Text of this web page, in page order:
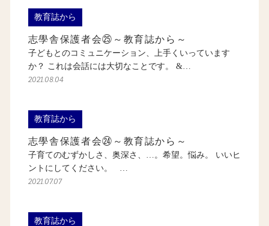
教育誌から
志學舎保護者会㉕～教育誌から～
子どもとのコミュニケーション、上手くいっています
か？ これは会話には大切なことです。 &…
2021.08.04
教育誌から
志學舎保護者会㉔～教育誌から～
子育てのむずかしさ、奥深さ、…。希望。悩み。 いいヒ
ントにしてください。 …
2021.07.07
教育誌から